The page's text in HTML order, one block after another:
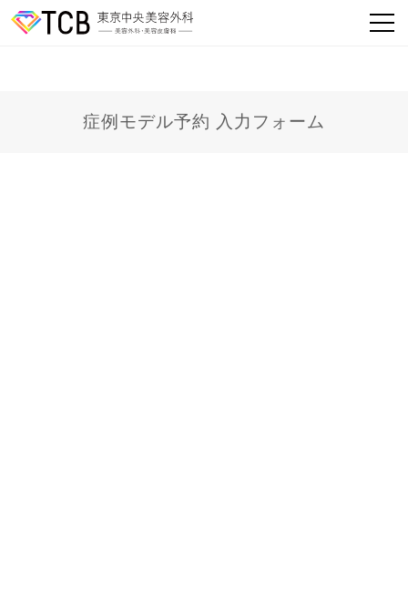
症例モデル予約 入力フォーム